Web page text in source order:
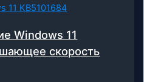
Windows 11
скорость